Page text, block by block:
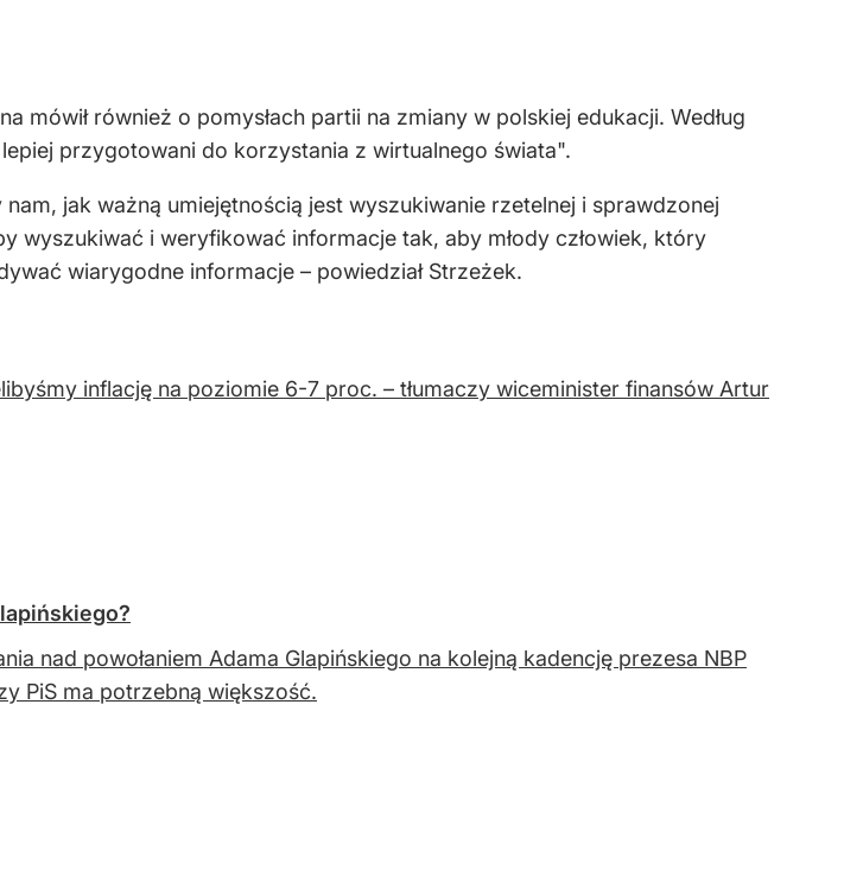
mówił również o pomysłach partii na zmiany w polskiej edukacji. Według
przygotowani do korzystania z wirtualnego świata".
jak ważną umiejętnością jest wyszukiwanie rzetelnej i sprawdzonej
wyszukiwać i weryfikować informacje tak, aby młody człowiek, który
wiarygodne informacje – powiedział Strzeżek.
inflację na poziomie 6-7 proc. – tłumaczy wiceminister finansów Artur
nad powołaniem Adama Glapińskiego na kolejną kadencję prezesa NBP
PiS ma potrzebną większość.